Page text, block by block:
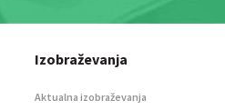
Izobraževanja
Aktualna izobraževanja